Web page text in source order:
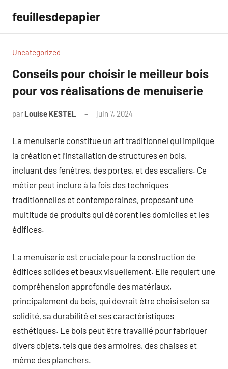
contenu
feuillesdepapier
Uncategorized
Conseils pour choisir le meilleur bois
pour vos réalisations de menuiserie
par Louise KESTEL juin 7, 2024
La menuiserie constitue un art traditionnel qui implique
la création et l’installation de structures en bois,
incluant des fenêtres, des portes, et des escaliers. Ce
métier peut inclure à la fois des techniques
traditionnelles et contemporaines, proposant une
multitude de produits qui décorent les domiciles et les
édifices.
La menuiserie est cruciale pour la construction de
édifices solides et beaux visuellement. Elle requiert une
compréhension approfondie des matériaux,
principalement du bois, qui devrait être choisi selon sa
solidité, sa durabilité et ses caractéristiques
esthétiques. Le bois peut être travaillé pour fabriquer
divers objets, tels que des armoires, des chaises et
même des planchers.